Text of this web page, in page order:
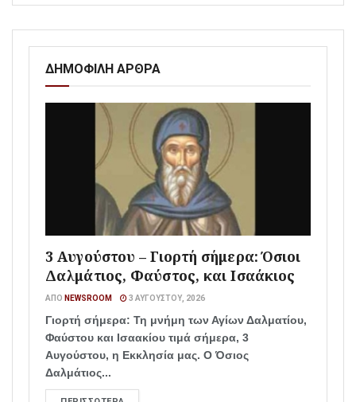
ΔΗΜΟΦΙΛΗ ΑΡΘΡΑ
3 Αυγούστου – Γιορτή σήμερα: Όσιοι
Δαλμάτιος, Φαύστος, και Ισαάκιος
ΑΠΌ NEWSROOM 3 ΑΥΓΟΎΣΤΟΥ, 2026
Γιορτή σήμερα: Τη μνήμη των Αγίων Δαλματίου,
Φαύστου και Ισαακίου τιμά σήμερα, 3
Αυγούστου, η Εκκλησία μας. Ο Όσιος
Δαλμάτιος...